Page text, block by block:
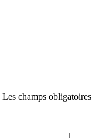
Les champs obligatoires